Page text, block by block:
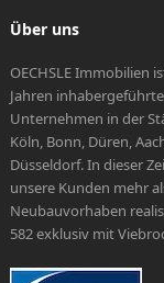
Über uns
OECHSLE Immobilien
Jahren
Unternehmen in der
Köln, Bonn, Düren,
Düsseldorf. In dieser
unsere Kunden mehr
Neubauvorhaben
582 exklusiv mit